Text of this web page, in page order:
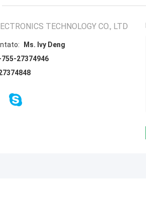
TECHNOLOGY CO., LTD
Ms. Ivy Deng
755-27374946